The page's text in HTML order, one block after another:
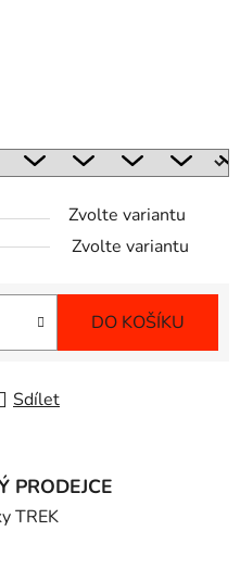
Zvolte variantu
Zvolte variantu
DO KOŠÍKU
Sdílet
PRODEJCE
TREK